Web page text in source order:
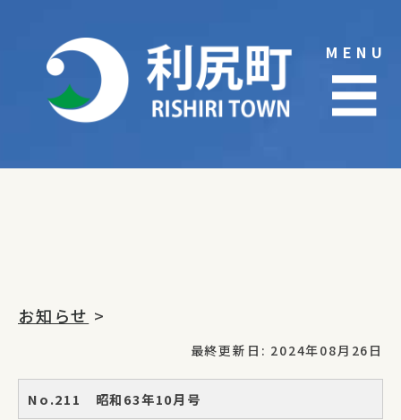
content
MENU
☰
お知らせ >
最終更新日: 2024年08月26日
No.211 昭和63年10月号